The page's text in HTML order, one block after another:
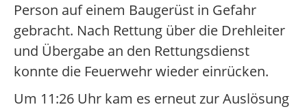
Person auf einem Baugerüst in Gefahr
gebracht. Nach Rettung über die Drehleiter
und Übergabe an den Rettungsdienst
konnte die Feuerwehr wieder einrücken.
Um 11:26 Uhr kam es erneut zur Auslösung